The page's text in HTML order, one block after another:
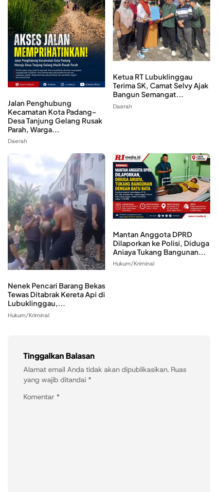
Jalan Penghubung
Kecamatan Kota Padang–
Desa Tanjung Gelang Rusak
Parah, Warga...
Daerah
Ketua RT Lubuklinggau
Terima SK, Camat Selvy Ajak
Bangun Semangat...
Daerah
Nenek Pencari Barang Bekas
Tewas Ditabrak Kereta Api di
Lubuklinggau,...
Hukum/Kriminal
Mantan Anggota DPRD
Dilaporkan ke Polisi, Diduga
Aniaya Tukang Bangunan...
Hukum/Kriminal
Tinggalkan Balasan
Alamat email Anda tidak akan dipublikasikan. Ruas
yang wajib ditandai *
Komentar *